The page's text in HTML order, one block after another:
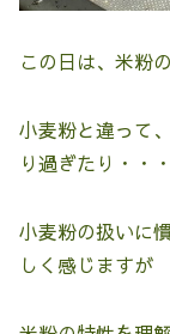
この日は、米粉
小麦粉と違って
り過ぎたり・・・
小麦粉の扱いに
しく感じますが